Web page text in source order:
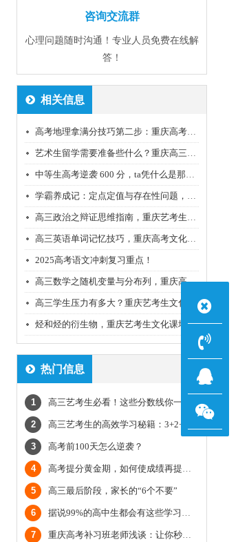
咨询交流群
心理问题随时沟通！专业人员免费在线解
答！
相关信息
2025高考语文冲刺复习重点！
高三数学之随机变量与分布列，重庆高考文化课培训机构老师经验
烃和烃的衍生物，重庆艺考生文化课培训机构老师经验分享
热门信息
1 高三艺考生必看！这些分数线你一定要了解
2 高三艺考生的高效学习秘籍：3+2+5学习模式
3 高考前100天怎么逆袭？
4 高考提分黄金期，如何使成绩再提一个档？
5 高三最后阶段，家长的“6个不要”
6 据说99%的高中生都会有这些学习烦恼!
7 重庆高考补习班老师浅谈：让你秒懂鸦片战争（二）